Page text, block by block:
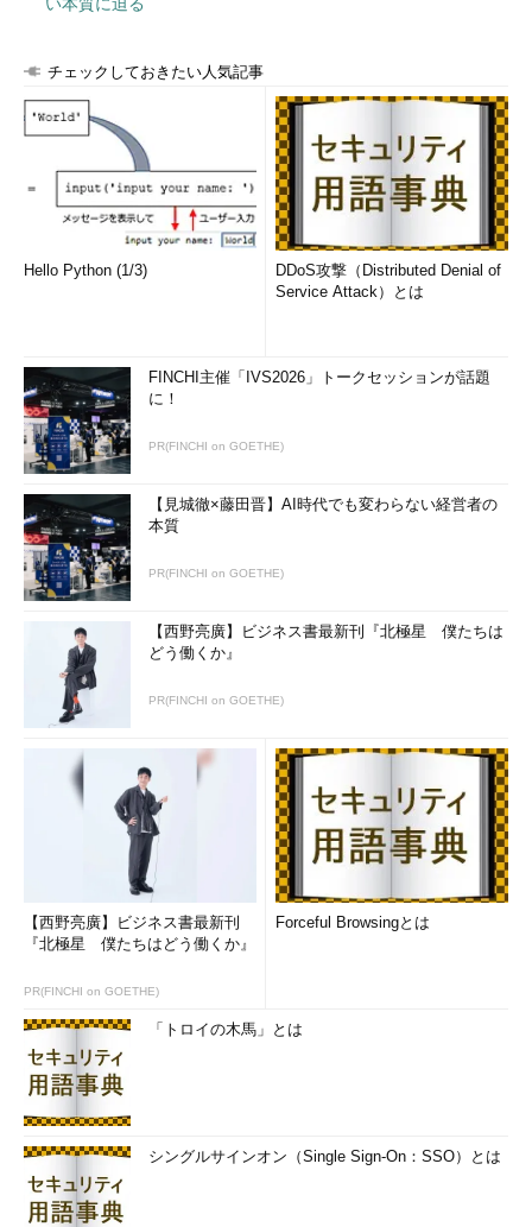
チェックしておきたい人気記事
Hello Python (1/3)
DDoS攻撃（Distributed Denial of
Service Attack）とは
FINCHI主催「IVS2026」トークセッションが話題
に！
PR(FINCHI on GOETHE)
【見城徹×藤田晋】AI時代でも変わらない経営者の
本質
PR(FINCHI on GOETHE)
【西野亮廣】ビジネス書最新刊『北極星 僕たちは
どう働くか』
PR(FINCHI on GOETHE)
【西野亮廣】ビジネス書最新刊
『北極星 僕たちはどう働くか』
PR(FINCHI on GOETHE)
Forceful Browsingとは
「トロイの木馬」とは
シングルサインオン（Single Sign-On：SSO）とは